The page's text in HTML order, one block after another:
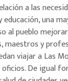
a las
una
al pueblo
maestros y
viajar a Las
oficios. De igual